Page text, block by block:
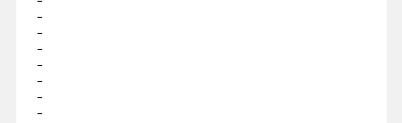
-
-
-
-
-
-
-